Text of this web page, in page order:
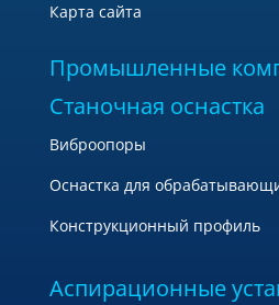
Карта сайта
Промышленные
Станочная оснастка
Виброопоры
Оснастка для
Конструкционный профиль
Аспирационные